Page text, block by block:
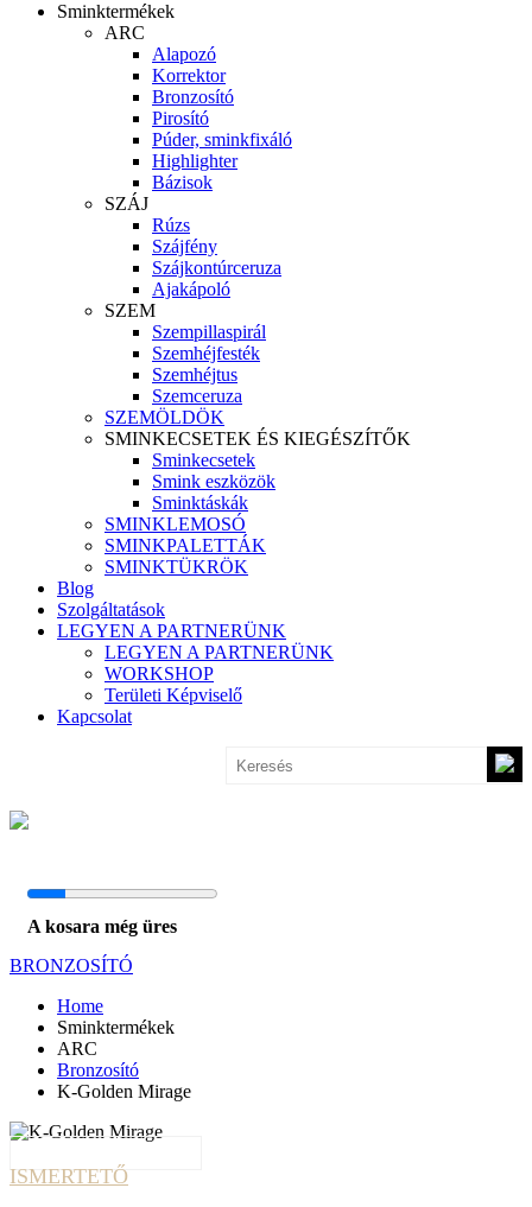
Sminktermékek
ARC
Alapozó
Korrektor
Bronzosító
Pirosító
Púder, sminkfixáló
Highlighter
Bázisok
SZÁJ
Rúzs
Szájfény
Szájkontúrceruza
Ajakápoló
SZEM
Szempillaspirál
Szemhéjfesték
Szemhéjtus
Szemceruza
SZEMÖLDÖK
SMINKECSETEK ÉS KIEGÉSZÍTŐK
Sminkecsetek
Smink eszközök
Sminktáskák
SMINKLEMOSÓ
SMINKPALETTÁK
SMINKTÜKRÖK
Blog
Szolgáltatások
LEGYEN A PARTNERÜNK
LEGYEN A PARTNERÜNK
WORKSHOP
Területi Képviselő
Kapcsolat
A kosara még üres
BRONZOSÍTÓ
Home
Sminktermékek
ARC
Bronzosító
K-Golden Mirage
ISMERTETŐ